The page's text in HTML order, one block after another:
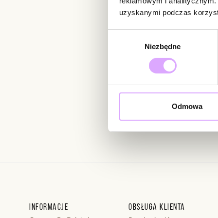
uzyskanymi podczas
Niezbędne
Odmowa
Wprowadzając i
Informacje Obsługa klienta